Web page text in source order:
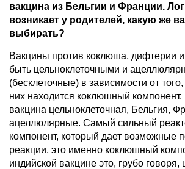
вакцина из Бельгии и Франции.
возникает у родителей, какую же
выбирать?
Вакцины против коклюша, дифтерии и
быть цельноклеточными и
(бесклеточные) в зависимости от
них находится коклюшный компонент.
вакцина цельноклеточная, Бельгия,
ацеллюлярные. Самый сильный
компонент, который дает возможные
реакции, это именно коклюшный
индийской вакцине это, грубо говоря,